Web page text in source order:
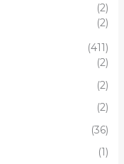
(2)
(2)
(411)
(2)
(2)
(2)
(36)
(1)